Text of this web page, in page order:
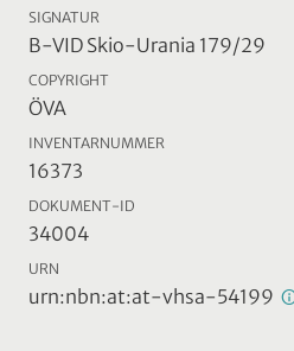
SIGNATUR
B-VID Skio-Urania 179/29
COPYRIGHT
ÖVA
INVENTARNUMMER
16373
DOKUMENT-ID
34004
URN
urn:nbn:at:at-vhsa-54199